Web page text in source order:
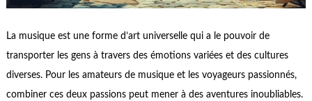
La musique est une forme d’art universelle qui a le pouvoir de
transporter les gens à travers des émotions variées et des cultures
diverses. Pour les amateurs de musique et les voyageurs passionnés,
combiner ces deux passions peut mener à des aventures inoubliables.